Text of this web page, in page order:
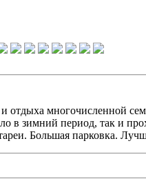
многочисленной
в зимний период, так и
Большая парковка.